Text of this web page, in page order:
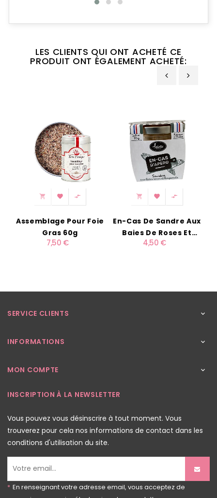
LES CLIENTS QUI ONT ACHETÉ CE
PRODUIT ONT ÉGALEMENT ACHETÉ:
  
Assemblage Pour Foie
Gras 60g
7,50 €
  
En-Cas De Sandre Aux
Baies De Roses Et
Bergamote
4,50 €
SERVICE CLIENTS 
INFORMATIONS 
MON COMPTE 
INSCRIPTION À LA NEWSLETTER
Vous pouvez vous désinscrire à tout moment. Vous
trouverez pour cela nos informations de contact dans les
conditions d'utilisation du site.
* En renseignant votre adresse email, vous acceptez de